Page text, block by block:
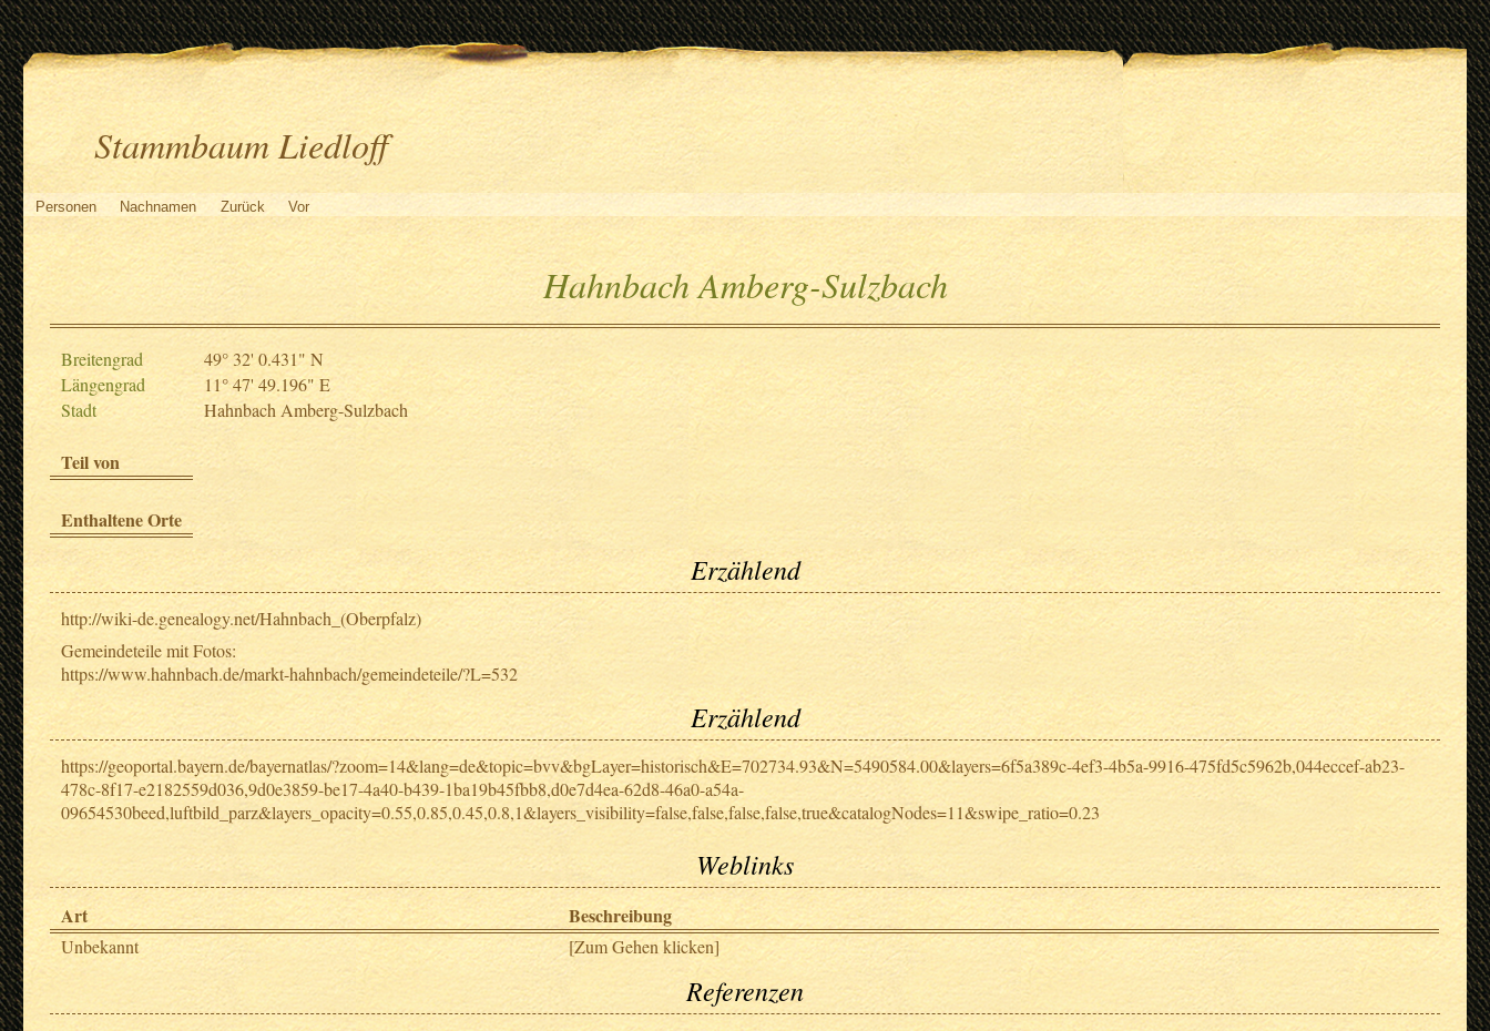
Stammbaum Liedloff
Personen Nachnamen Zurück Vor
Hahnbach Amberg-Sulzbach
Breitengrad
49° 32' 0.431" N
Längengrad
11° 47' 49.196" E
Stadt
Hahnbach Amberg-Sulzbach
Teil von
Enthaltene Orte
Erzählend
http://wiki-de.genealogy.net/Hahnbach_(Oberpfalz)
Gemeindeteile mit Fotos:
https://www.hahnbach.de/markt-hahnbach/gemeindeteile/?L=532
Erzählend
https://geoportal.bayern.de/bayernatlas/?zoom=14&lang=de&topic=bvv&bgLayer=historisch&E=702734.93&N=5490584.00&layers=6f5a389c-4ef3-4b5a-9916-475fd5c5962b,044eccef-ab23-
478c-8f17-e2182559d036,9d0e3859-be17-4a40-b439-1ba19b45fbb8,d0e7d4ea-62d8-46a0-a54a-
09654530beed,luftbild_parz&layers_opacity=0.55,0.85,0.45,0.8,1&layers_visibility=false,false,false,false,true&catalogNodes=11&swipe_ratio=0.23
Weblinks
Art Beschreibung
Unbekannt [Zum Gehen klicken]
Referenzen